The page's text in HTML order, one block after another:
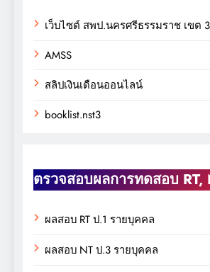
เว็บไซต์ สพป.นครศรีธรรมราช เขต 3
AMSS
สลิปเงินเดือนออนไลน์
booklist.nst3
ตรวจสอบผลการทดสอบ RT,
ผลสอบ RT ป.1 รายบุคคล
ผลสอบ NT ป.3 รายบุคคล